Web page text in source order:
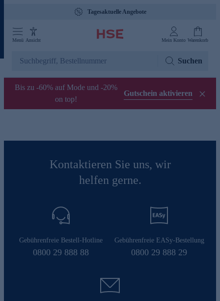
Tagesaktuelle Angebote
Menü Ansicht Mein Konto Warenkorb
Suchen
Bis zu -60% auf Mode und -20%
on top!
Gutschein aktivieren
Kontaktieren Sie uns, wir
helfen gerne.
Gebührenfreie Bestell-Hotline
0800 29 888 88
Gebührenfreie EASy-Bestellung
0800 29 888 29